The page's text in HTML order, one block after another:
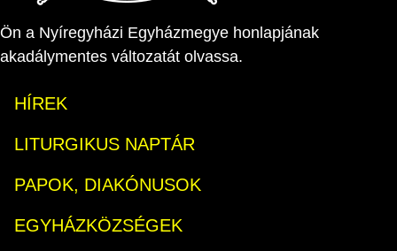
Ön a Nyíregyházi Egyházmegye honlapjának
akadálymentes változatát olvassa.
HÍREK
LITURGIKUS NAPTÁR
PAPOK, DIAKÓNUSOK
EGYHÁZKÖZSÉGEK